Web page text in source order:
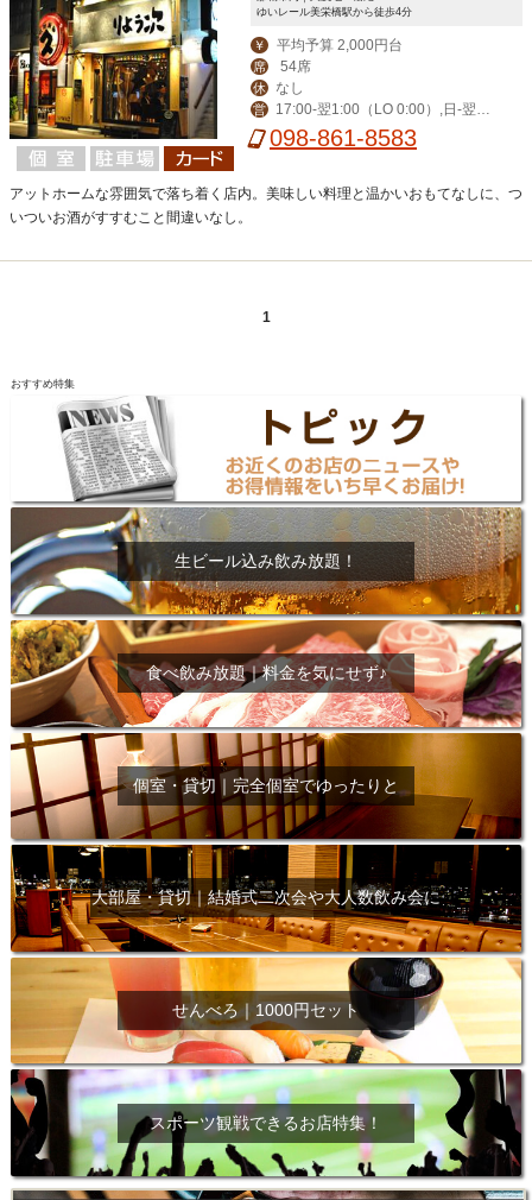
ゆいレール美栄橋駅から徒歩4分
￥ 平均予算 2,000円台
席 54席
休 なし
営
17:00-翌1:00（LO 0:00）,日-翌0:
30（LO 23:30）
098-861-8583
アットホームな雰囲気で落ち着く店内。美味しい料理と温かいおもてなしに、つ
いついお酒がすすむこと間違いなし。
1
おすすめ特集
生ビール込み飲み放題！
食べ飲み放題｜料金を気にせず♪
個室・貸切｜完全個室でゆったりと
大部屋・貸切｜結婚式二次会や大人数飲み会に
せんべろ｜1000円セット
スポーツ観戦できるお店特集！